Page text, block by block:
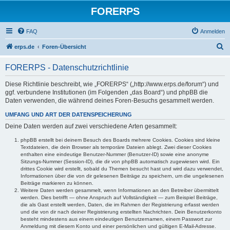
FORERPS
FAQ Anmelden
erps.de Foren-Übersicht
FORERPS - Datenschutzrichtlinie
Diese Richtlinie beschreibt, wie „FORERPS“ („http://www.erps.de/forum“) und
ggf. verbundene Institutionen (im Folgenden „das Board“) und phpBB die
Daten verwenden, die während deines Foren-Besuchs gesammelt werden.
UMFANG UND ART DER DATENSPEICHERUNG
Deine Daten werden auf zwei verschiedene Arten gesammelt:
phpBB erstellt bei deinem Besuch des Boards mehrere Cookies. Cookies sind kleine
Textdateien, die dein Browser als temporäre Dateien ablegt. Zwei dieser Cookies
enthalten eine eindeutige Benutzer-Nummer (Benutzer-ID) sowie eine anonyme
Sitzungs-Nummer (Session-ID), die dir von phpBB automatisch zugewiesen wird. Ein
drittes Cookie wird erstellt, sobald du Themen besucht hast und wird dazu verwendet,
Informationen über die von dir gelesenen Beiträge zu speichern, um die ungelesenen
Beiträge markieren zu können.
Weitere Daten werden gesammelt, wenn Informationen an den Betreiber übermittelt
werden. Dies betrifft — ohne Anspruch auf Vollständigkeit — zum Beispiel Beiträge,
die als Gast erstellt werden, Daten, die im Rahmen der Registrierung erfasst werden
und die von dir nach deiner Registrierung erstellten Nachrichten. Dein Benutzerkonto
besteht mindestens aus einem eindeutigen Benutzernamen, einem Passwort zur
Anmeldung mit diesem Konto und einer persönlichen und gültigen E-Mail-Adresse.